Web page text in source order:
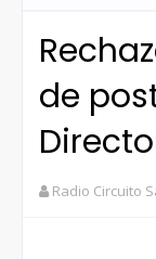
de
Radio Circuito